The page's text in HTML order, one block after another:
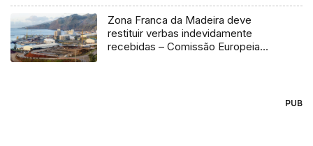
Zona Franca da Madeira deve
restituir verbas indevidamente
recebidas – Comissão Europeia
PUB